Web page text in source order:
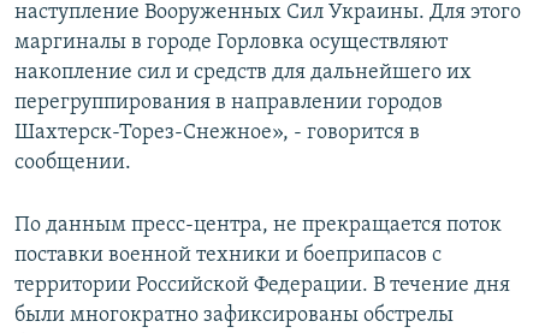
наступление Вооруженных Сил Украины. Для этого
маргиналы в городе Горловка осуществляют
накопление сил и средств для дальнейшего их
перегруппирования в направлении городов
Шахтерск-Торез-Снежное», - говорится в
сообщении.
По данным пресс-центра, не прекращается поток
поставки военной техники и боеприпасов с
территории Российской Федерации. В течение дня
были многократно зафиксированы обстрелы